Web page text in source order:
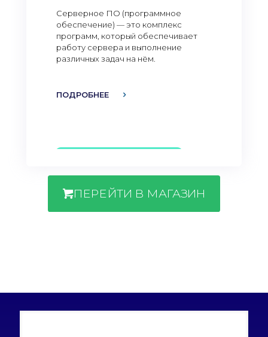
Серверное ПО (программное
обеспечение) — это комплекс
программ, который обеспечивает
работу сервера и выполнение
различных задач на нём.
ПОДРОБНЕЕ
ПЕРЕЙТИ В МАГАЗИН